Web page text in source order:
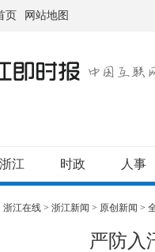
页 网站地图
浙江 时政 人事
浙江在线 > 浙江新闻 > 原创新闻 >
严防入